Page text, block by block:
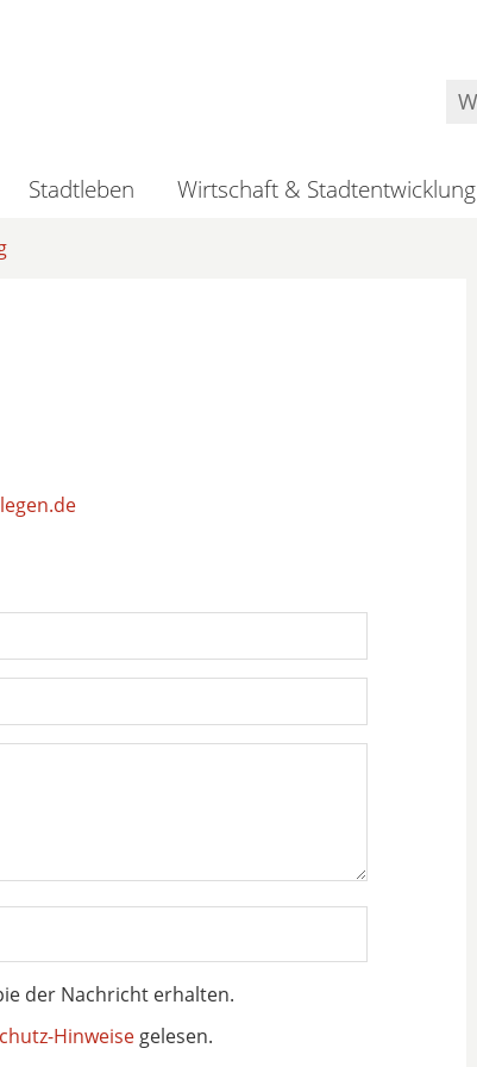
Stadtleben Wirtschaft & Stadtentwicklung
der Nachricht erhalten.
Hinweisegelesen.